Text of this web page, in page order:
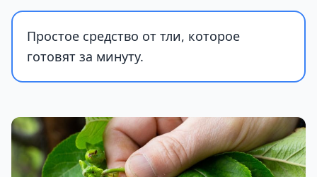
Простое средство от тли, которое
готовят за минуту.